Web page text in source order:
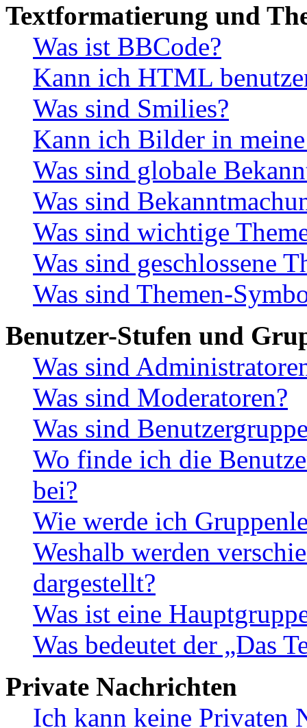
Textformatierung und
Was ist BBCode?
Kann ich HTML
Was sind Smilies?
Kann ich Bilder in
Was sind globale
Was sind
Was sind wichtige
Was sind geschlossene
Was sind Themen-
Benutzer-Stufen und
Was sind
Was sind Moderatoren?
Was sind
Wo finde ich die
bei?
Wie werde ich
Weshalb werden
dargestellt?
Was ist eine
Was bedeutet der „Das
Private Nachrichten
Ich kann keine Privaten